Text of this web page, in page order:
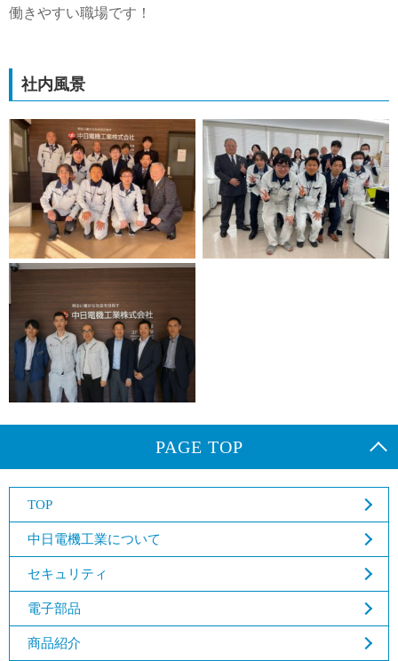
働きやすい職場です！
社内風景
PAGE TOP
TOP
中日電機工業について
セキュリティ
電子部品
商品紹介